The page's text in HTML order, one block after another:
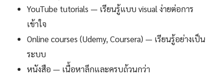
YouTube tutorials — เรียนรู้แบบ visual ง่ายต่อการ
เข้าใจ
Online courses (Udemy, Coursera) — เรียนรู้อย่างเป็น
ระบบ
หนังสือ — เนื้อหาลึกและครบถ้วนกว่า